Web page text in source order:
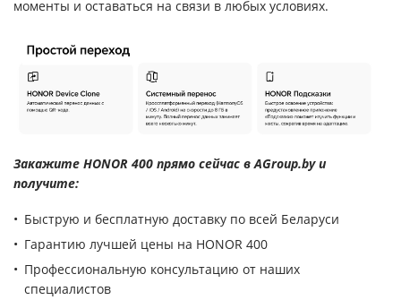
моменты и оставаться на связи в любых условиях.
Закажите HONOR 400 прямо сейчас в AGroup.by и
получите:
Быструю и бесплатную доставку по всей Беларуси
Гарантию лучшей цены на HONOR 400
Профессиональную консультацию от наших
специалистов